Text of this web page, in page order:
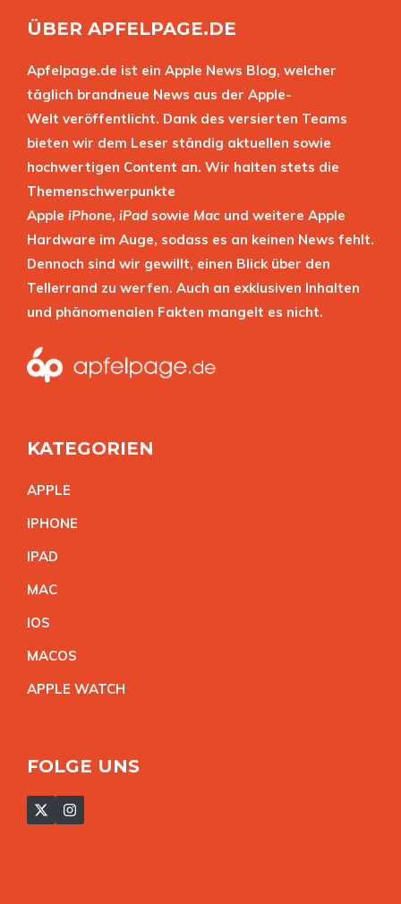
ÜBER APFELPAGE.DE
Apfelpage.de ist ein Apple News Blog, welcher
täglich brandneue News aus der Apple-
Welt veröffentlicht. Dank des versierten Teams
bieten wir dem Leser ständig aktuellen sowie
hochwertigen Content an. Wir halten stets die
Themenschwerpunkte
Apple iPhone, iPad sowie Mac und weitere Apple
Hardware im Auge, sodass es an keinen News fehlt.
Dennoch sind wir gewillt, einen Blick über den
Tellerrand zu werfen. Auch an exklusiven Inhalten
und phänomenalen Fakten mangelt es nicht.
KATEGORIEN
APPLE
IPHONE
IPAD
MAC
IOS
MACOS
APPLE WATCH
FOLGE UNS